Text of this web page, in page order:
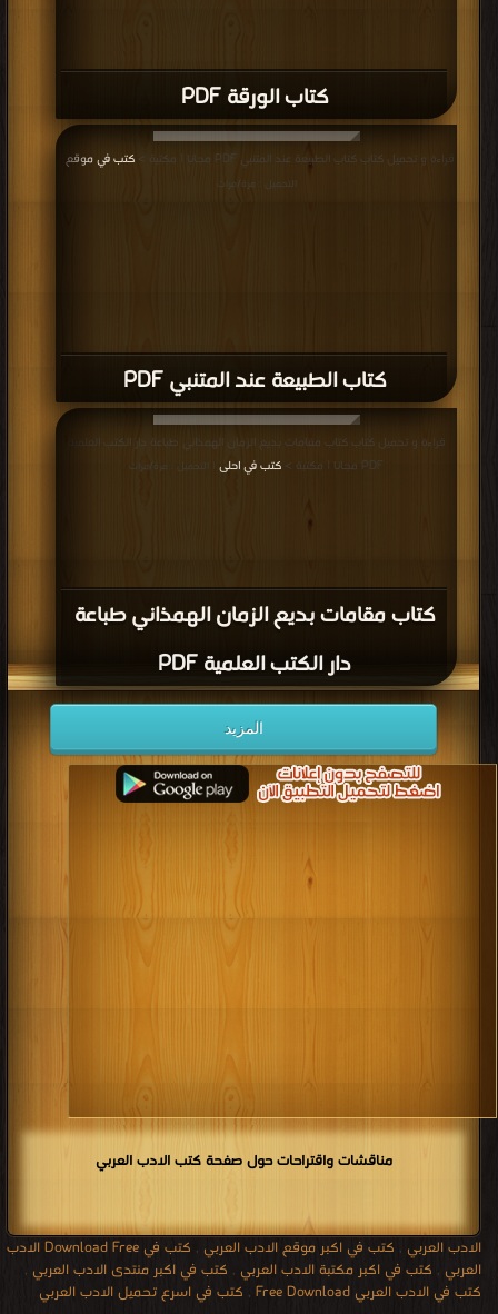
كتاب الورقة PDF
كتاب الطبيعة عند المتنبي PDF
قراءة و تحميل كتاب كتاب الطبيعة عند المتنبي PDF مجانا | مكتبة > كتب في موقع
التحميل : مرة/مرات
كتاب مقامات بديع الزمان الهمذاني طباعة
دار الكتب العلمية PDF
قراءة و تحميل كتاب كتاب مقامات بديع الزمان الهمذاني طباعة دار الكتب العلمية
PDF مجانا | مكتبة >
كتب في احلى | التحميل : مرة/مرات
المزيد
مناقشات واقتراحات حول صفحة كتب الادب العربي
الادب العربي , كتب في اكبر موقع الادب العربي ,
كتب في Download Free الادب
العربي , كتب في اكبر مكتبة الادب العربي , كتب في اكبر منتدى الادب العربي ,
كتب في الادب العربي Free Download
, كتب في اسرع تحميل الادب العربي